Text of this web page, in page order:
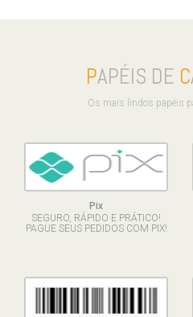
PAPÉIS DE C
Os mais lindos papéis
Pix
SEGURO, RÁPIDO E PRÁTICO!
PAGUE SEUS PEDIDOS COM PIX!